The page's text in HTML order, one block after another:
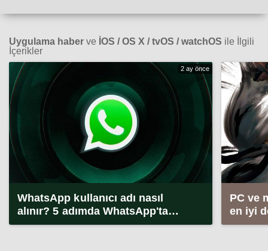
Uygulama haber ve İOS / OS X / tvOS / watchOS ile İlgili
İçerikler
2 ay önce
WhatsApp kullanıcı adı nasıl
alınır? 5 adımda WhatsApp'ta
kullanıcı adı alma (2026)
PC ve
en iyi